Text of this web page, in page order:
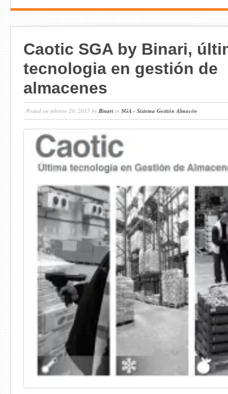
Caotic SGA by Binari,
tecnologia en gestión de
almacenes
Posted on febrero 20, 2017 by Binariin SGA - Sistema Gestión Almacén